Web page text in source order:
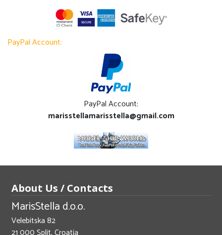
PayPal Account:
PayPal Account:
marisstellamarisstella@gmail.com
About Us / Contacts
MarisStella d.o.o.
Velebitska 82